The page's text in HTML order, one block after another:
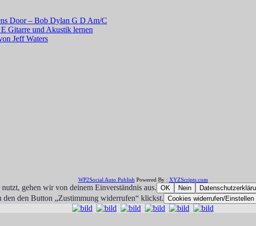
Door – Bob Dylan G D Am/C
Gitarre und Akustik lernen
Jeff Waters
WP2Social Auto Publish Powered By : XYZScripts.com
gehen wir von deinem Einverständnis aus. OK Nein
den Button „Zustimmung widerrufen“ klickst. Cookies widerrufen/Einstellen